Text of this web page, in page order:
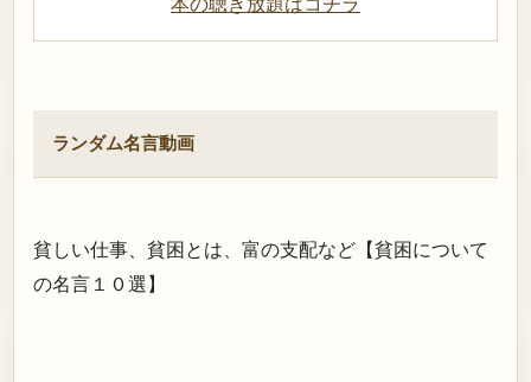
ランダム名言動画
貧しい仕事、貧困とは、富の支配など【貧困について
の名言１０選】